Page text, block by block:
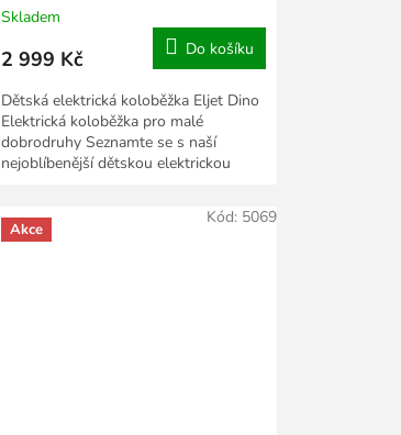
Skladem
2 999 Kč Do košíku
Dětská elektrická koloběžka Eljet Dino
Elektrická koloběžka pro malé
dobrodruhy Seznamte se s naší
nejoblíbenější dětskou elektrickou
Akce
Kód: 5069